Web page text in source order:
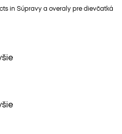
in Súpravy a overaly pre dievčatká